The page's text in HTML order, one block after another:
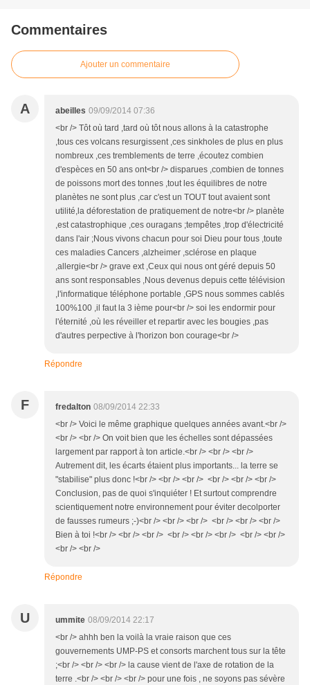
Commentaires
Ajouter un commentaire
A abeilles 09/09/2014 07:36
<br /> Tôt où tard ,tard où tôt nous allons à la catastrophe
,tous ces volcans resurgissent ,ces sinkholes de plus en plus
nombreux ,ces tremblements de terre ,écoutez combien
d'espèces en 50 ans ont<br /> disparues ,combien de tonnes
de poissons mort des tonnes ,tout les équilibres de notre
planètes ne sont plus ,car c'est un TOUT tout avaient sont
utilité,la déforestation de pratiquement de notre<br /> planète
,est catastrophique ,ces ouragans ;tempêtes ,trop d'électricité
dans l'air ;Nous vivons chacun pour soi Dieu pour tous ,toute
ces maladies Cancers ,alzheimer ,sclérose en plaque
,allergie<br /> grave ext ,Ceux qui nous ont géré depuis 50
ans sont responsables ,Nous devenus depuis cette télévision
,l'informatique téléphone portable ,GPS nous sommes cablés
100%100 ,il faut la 3 ième pour<br /> soi les endormir pour
l'éternité ,où les réveiller et repartir avec les bougies ,pas
d'autres perpective à l'horizon bon courage<br />
Répondre
F fredalton 08/09/2014 22:33
<br /> Voici le même graphique quelques années avant.<br />
<br /> <br /> On voit bien que les échelles sont dépassées
largement par rapport à ton article.<br /> <br /> <br />
Autrement dit, les écarts étaient plus importants... la terre se
"stabilise" plus donc !<br /> <br /> <br /> <br /> <br /> <br />
Conclusion, pas de quoi s'inquiéter ! Et surtout comprendre
scientiquement notre environnement pour éviter decolporter
de fausses rumeurs ;-)<br /> <br /> <br /> <br /> <br /> <br />
Bien à toi !<br /> <br /> <br /> <br /> <br /> <br /> <br /> <br />
<br /> <br />
Répondre
U ummite 08/09/2014 22:17
<br /> ahhh ben la voilà la vraie raison que ces
gouvernements UMP-PS et consorts marchent tous sur la tête
;<br /> <br /> <br /> la cause vient de l'axe de rotation de la
terre .<br /> <br /> <br /> pour une fois , ne soyons pas sévère